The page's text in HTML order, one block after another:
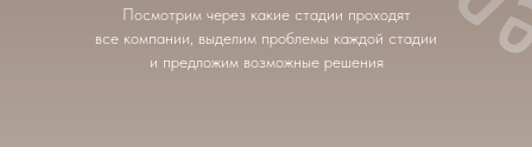
Посмотрим через какие стадии проходят
все компании, выделим проблемы каждой стадии
и предложим возможные решения